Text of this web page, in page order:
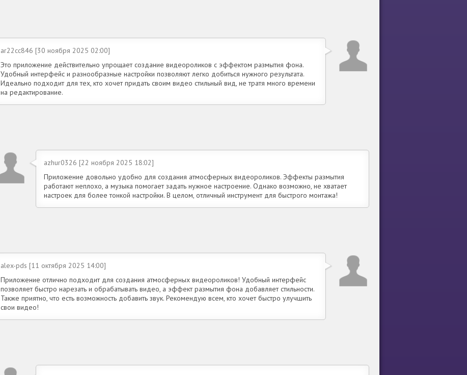
ar22cc846 [30 ноября 2025 02:00]
Это приложение действительно упрощает создание видеороликов с эффектом размытия фона.
Удобный интерфейс и разнообразные настройки позволяют легко добиться нужного результата.
Идеально подходит для тех, кто хочет придать своим видео стильный вид, не тратя много времени
на редактирование.
azhur0326 [22 ноября 2025 18:02]
Приложение довольно удобно для создания атмосферных видеороликов. Эффекты размытия
работают неплохо, а музыка помогает задать нужное настроение. Однако возможно, не хватает
настроек для более тонкой настройки. В целом, отличный инструмент для быстрого монтажа!
alex-pds [11 октября 2025 14:00]
Приложение отлично подходит для создания атмосферных видеороликов! Удобный интерфейс
позволяет быстро нарезать и обрабатывать видео, а эффект размытия фона добавляет стильности.
Также приятно, что есть возможность добавить звук. Рекомендую всем, кто хочет быстро улучшить
свои видео!